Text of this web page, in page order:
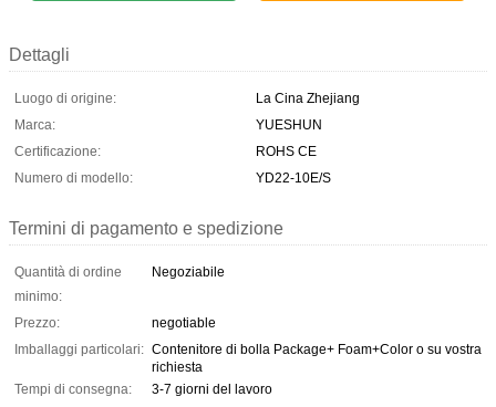
Dettagli
Luogo di origine:
La Cina Zhejiang
Marca:
YUESHUN
Certificazione:
ROHS CE
Numero di modello:
YD22-10E/S
Termini di pagamento e spedizione
Quantità di ordine
minimo:
Negoziabile
Prezzo:
negotiable
Imballaggi particolari: Contenitore di bolla Package+ Foam+Color o su vostra
richiesta
Tempi di consegna:
3-7 giorni del lavoro